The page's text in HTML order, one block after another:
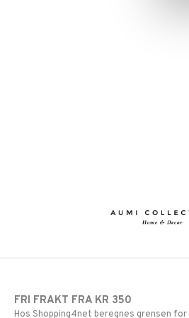
FRI FRAKT FRA KR 350
Hos Shopping4net beregnes grensen